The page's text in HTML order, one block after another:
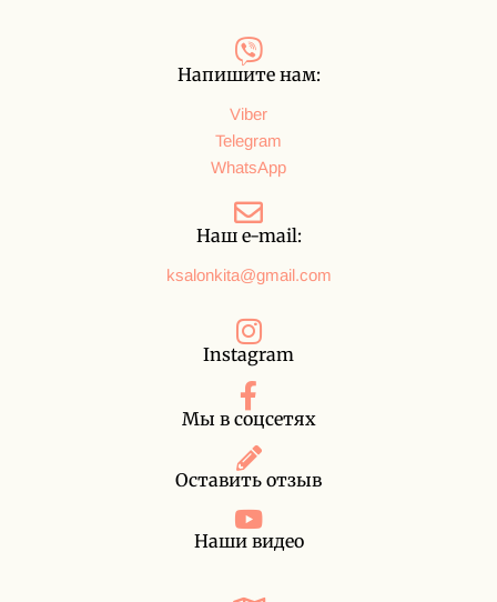
Напишите нам:
Viber
Telegram
WhatsApp
Наш e-mail:
ksalonkita@gmail.com
Instagram
Мы в соцсетях
Оставить отзыв
Наши видео